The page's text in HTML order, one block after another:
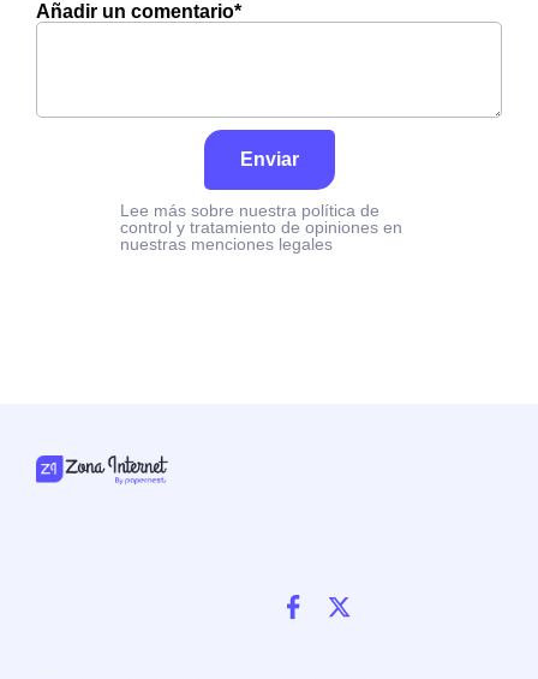
Añadir un comentario*
Enviar
Lee más sobre nuestra política de
control y tratamiento de opiniones en
nuestras menciones legales